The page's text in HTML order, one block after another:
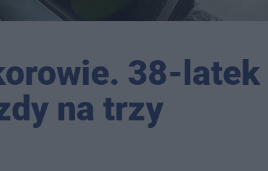
38-latek
na trzy